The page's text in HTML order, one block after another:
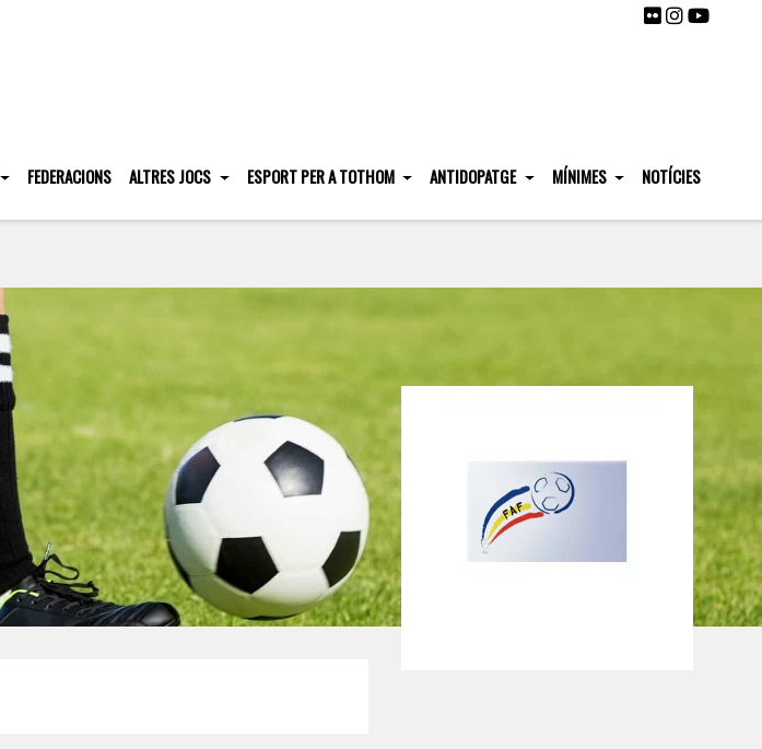
FEDERACIONS ALTRES JOCS ESPORT PER A TOTHOM ANTIDOPATGE MÍNIMES NOTÍCIES